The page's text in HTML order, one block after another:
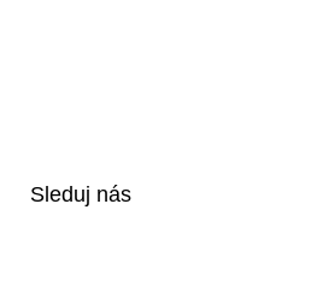
Sleduj nás